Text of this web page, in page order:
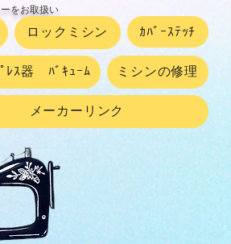
ロックミシン ｶﾊﾞｰｽﾃｯﾁ
ﾚｽ器 ﾊﾞｷｭｰﾑ ミシンの修理
メーカーリンク
をお取扱い